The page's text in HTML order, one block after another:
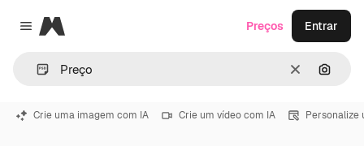
Close menu
Magnific
Limpar
Preços Entrar
Crie uma imagem com IA Crie um vídeo com IA Personalize